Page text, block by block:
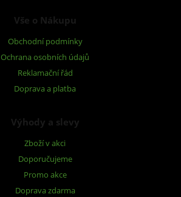
Vše o Nákupu
Obchodní podmínky
Ochrana osobních údajů
Reklamační řád
Doprava a platba
Výhody a slevy
Zboží v akci
Doporučujeme
Promo akce
Doprava zdarma